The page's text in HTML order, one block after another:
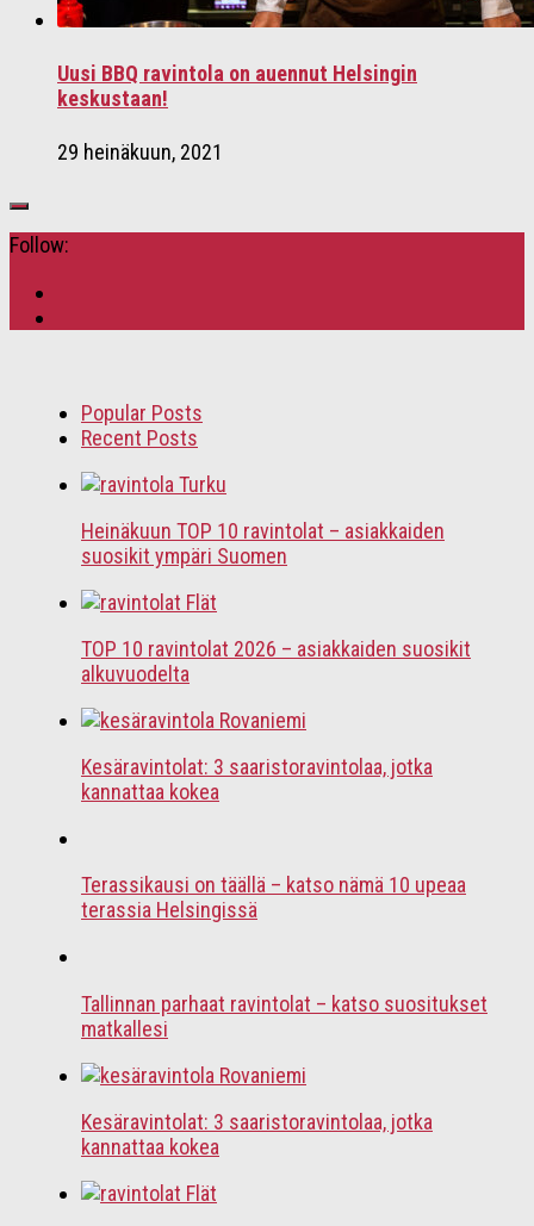
Uusi BBQ ravintola on auennut Helsingin
keskustaan!
29 heinäkuun, 2021
Follow:
Popular Posts
Recent Posts
Heinäkuun TOP 10 ravintolat – asiakkaiden
suosikit ympäri Suomen
TOP 10 ravintolat 2026 – asiakkaiden suosikit
alkuvuodelta
Kesäravintolat: 3 saaristoravintolaa, jotka
kannattaa kokea
Terassikausi on täällä – katso nämä 10 upeaa
terassia Helsingissä
Tallinnan parhaat ravintolat – katso suositukset
matkallesi
Kesäravintolat: 3 saaristoravintolaa, jotka
kannattaa kokea